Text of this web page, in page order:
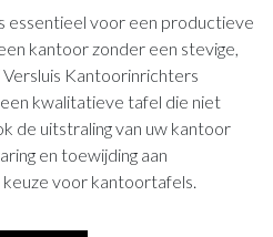
essentieel voor een productieve
kantoor zonder een stevige,
Kantoorinrichters
kwalitatieve tafel die niet
de uitstraling van uw kantoor
en toewijding aan
voor kantoortafels.